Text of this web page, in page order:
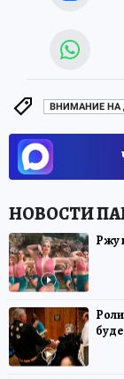
ВНИМАНИЕ НА
Ржу